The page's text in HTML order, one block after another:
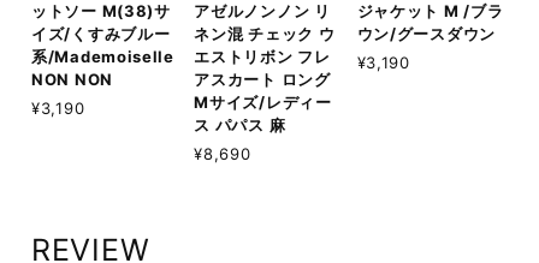
ットソー M(38)サ
イズ/くすみブルー
系/Mademoiselle
NON NON
¥3,190
アゼルノンノン リ
ネン混 チェック ウ
エストリボン フレ
アスカート ロング
Mサイズ/レディー
ス パパス 麻
¥8,690
ジャケット M /ブラ
ウン/グースダウン
¥3,190
REVIEW